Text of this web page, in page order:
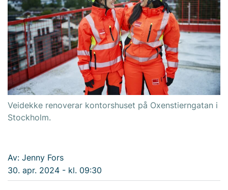
Veidekke renoverar kontorshuset på Oxenstierngatan i
Stockholm.
Av: Jenny Fors
30. apr. 2024 - kl. 09:30